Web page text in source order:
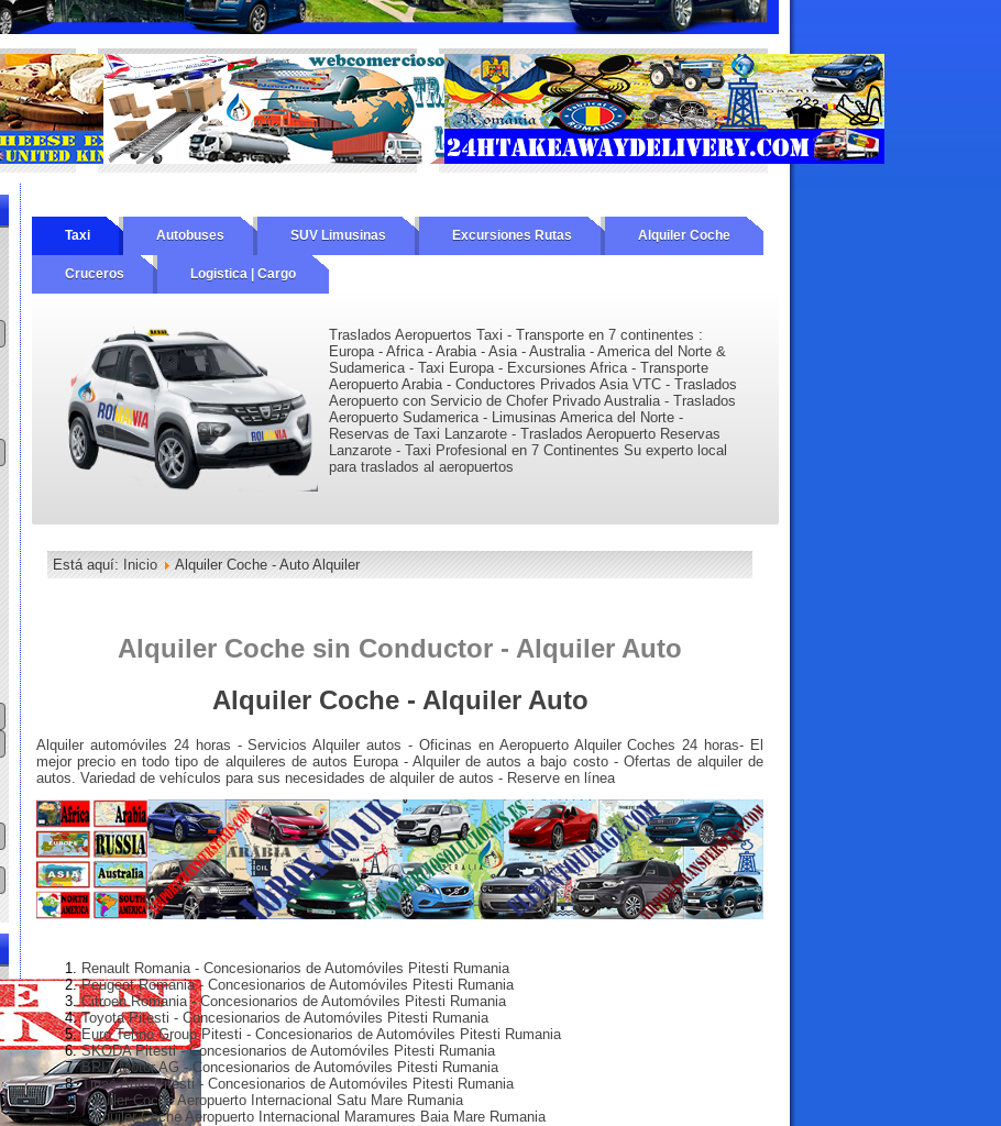
Taxi Autobuses SUV Limusinas Excursiones Rutas Alquiler Coche
Cruceros Logistica | Cargo
Traslados Aeropuertos Taxi - Transporte en 7 continentes :
Europa - Africa - Arabia - Asia - Australia - America del Norte &
Sudamerica - Taxi Europa - Excursiones Africa - Transporte
Aeropuerto Arabia - Conductores Privados Asia VTC - Traslados
Aeropuerto con Servicio de Chofer Privado Australia - Traslados
Aeropuerto Sudamerica - Limusinas America del Norte -
Reservas de Taxi Lanzarote - Traslados Aeropuerto Reservas
Lanzarote - Taxi Profesional en 7 Continentes Su experto local
para traslados al aeropuertos
Está aquí: Inicio Alquiler Coche - Auto Alquiler
Alquiler Coche sin Conductor - Alquiler Auto
Alquiler Coche - Alquiler Auto
Alquiler automóviles 24 horas - Servicios Alquiler autos - Oficinas en Aeropuerto Alquiler Coches 24 horas- El
mejor precio en todo tipo de alquileres de autos Europa - Alquiler de autos a bajo costo - Ofertas de alquiler de
autos. Variedad de vehículos para sus necesidades de alquiler de autos - Reserve en línea
Renault Romania - Concesionarios de Automóviles Pitesti Rumania
Peugeot Romania - Concesionarios de Automóviles Pitesti Rumania
Citroen Romania - Concesionarios de Automóviles Pitesti Rumania
Toyota Pitesti - Concesionarios de Automóviles Pitesti Rumania
Euro Tehno Group Pitesti - Concesionarios de Automóviles Pitesti Rumania
SKODA Pitesti - Concesionarios de Automóviles Pitesti Rumania
BRIT Motor AG - Concesionarios de Automóviles Pitesti Rumania
Tiriac Auto Pitesti - Concesionarios de Automóviles Pitesti Rumania
Alquiler Coche Aeropuerto Internacional Satu Mare Rumania
Alquiler Coche Aeropuerto Internacional Maramures Baia Mare Rumania